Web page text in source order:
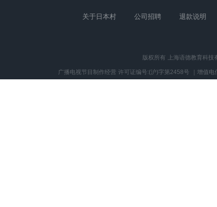
关于日本村 公司招聘 退款说明
版权所有 上海语德教育科技
广播电视节目制作经营 许可证编号:(沪)字第2458号 增值电